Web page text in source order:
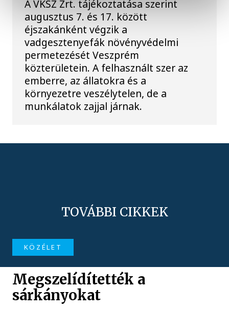
A VKSZ Zrt. tájékoztatása szerint
augusztus 7. és 17. között
éjszakánként végzik a
vadgesztenyefák növényvédelmi
permetezését Veszprém
közterületein. A felhasznált szer az
emberre, az állatokra és a
környezetre veszélytelen, de a
munkálatok zajjal járnak.
TOVÁBBI CIKKEK
KÖZÉLET
Megszelídítették a
sárkányokat